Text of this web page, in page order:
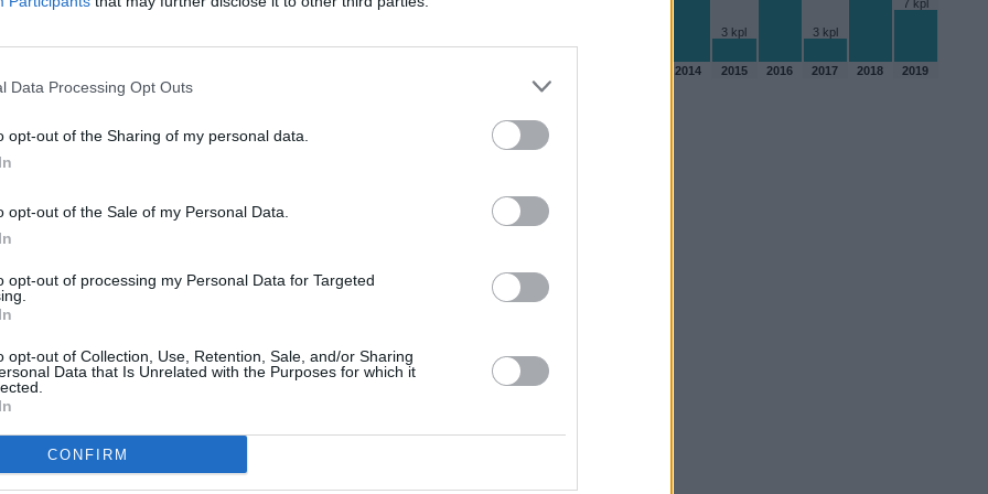
Data Processing Opt Outs
opt-out of the Sharing of my personal data.
opt-out of the Sale of my Personal Data.
opt-out of processing my Personal Data for Targeted
opt-out of Collection, Use, Retention, Sale, and/or Sharing
Data that Is Unrelated with the Purposes for which it
CONFIRM
3 kpl 3 kpl
7 kpl
2014 2015 2016 2017 2018 2019
Taulukossa on listattu marraskuun sadekertymä ja
luvulla.
2010
137 mm
11 kpl
2011
2013
3 mm
2 kpl
2014
108 mm
11 kpl
2017
44 mm
2018
97 mm 14 kpl